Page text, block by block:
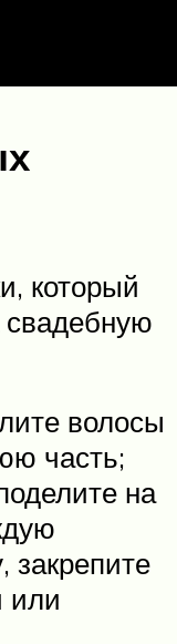
который
свадебную
волосы
часть;
на
закрепите
или